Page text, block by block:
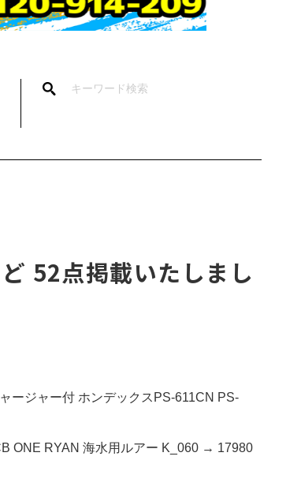
52点掲載いたしまし
ージャー付 ホンデックスPS-611CN PS-
ONE RYAN 海水用ルアー K_060 → 17980